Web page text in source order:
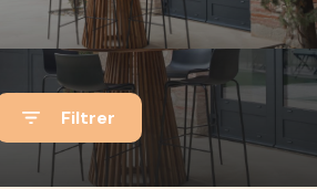
Filtrer